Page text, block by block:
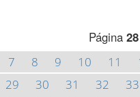
Página 28
7 8 9 10 11
29 30 31 32 33